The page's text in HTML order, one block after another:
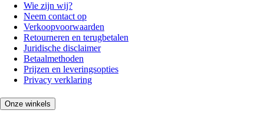
Wie zijn wij?
Neem contact op
Verkoopvoorwaarden
Retourneren en terugbetalen
Juridische disclaimer
Betaalmethoden
Prijzen en leveringsopties
Privacy verklaring
Onze winkels